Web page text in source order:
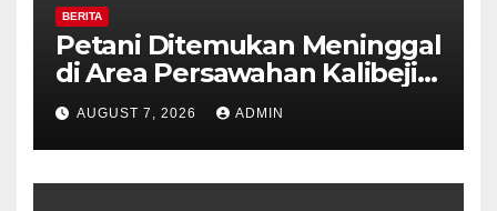
BERITA
Petani Ditemukan Meninggal
di Area Persawahan Kalibeji,
Polisi Pastikan Tidak Ada
Tanda Kekerasan
AUGUST 7, 2026 ADMIN